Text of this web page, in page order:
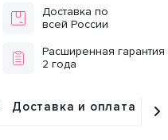
Доставка по
всей России
Расширенная гарантия
2 года
Доставка и оплата